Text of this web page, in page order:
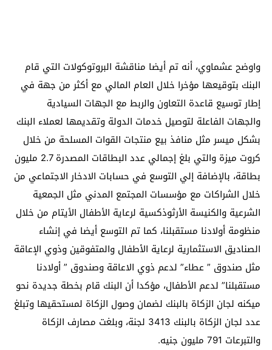
واوضح عشماوي، أنه تم أيضا مناقشة البروتوكولات التي قام
البنك بتوقيعها مؤخرا خلال العام المالي مع أكثر من جهة في
إطار توسيع قاعدة التعاون والربط مع الجهات السيادية
والجهات الفاعلة لتوصيل خدمات الدولة وتقديمها لعملاء البنك
بشكل ميسر مثل منافذ بيع منتجات القوات المسلحة من خلال
كروت ميزة والتي بلغ إجمالي عدد البطاقات المصدرة 2.7 مليون
بطاقة، بالإضافة إلي التوسع في حسابات الادخار الاجتماعي من
خلال الشراكات مع مؤسسات المجتمع المدني مثل الجمعية
الشرعية والكنيسة الأرثوذكسية لرعاية الأطفال الأيتام من خلال
منظومة أولادنا مستقبلنا، كما تم التوسع أيضا في إنشاء
الصناديق الاستثمارية لرعاية الأطفال والمتفوقين وذوي الإعاقة
مثل صندوق ” عطاء” لدعم ذوي الاعاقة وصندوق ” أولادنا
مستقبلنا” لدعم الأطفال، مؤكدا أن البنك قام بخطة جديدة نحو
ميكنه لجان الزكاة بالبنك لضمان وصول الزكاة لمستحقيها وتبلغ
عدد لجان الزكاة بالبنك 3413 لجنة، وبلغت مصارف الزكاة
والتبرعات 791 مليون جنيه.